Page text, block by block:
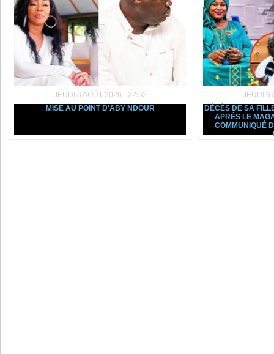
JEUDI 6 AOÛT 2026 - 22:52
MISE AU POINT D'ABY NDOUR
JEUDI 6
DÉCÈS DE SA
APRÈS LE
COMMUNIQUÉ